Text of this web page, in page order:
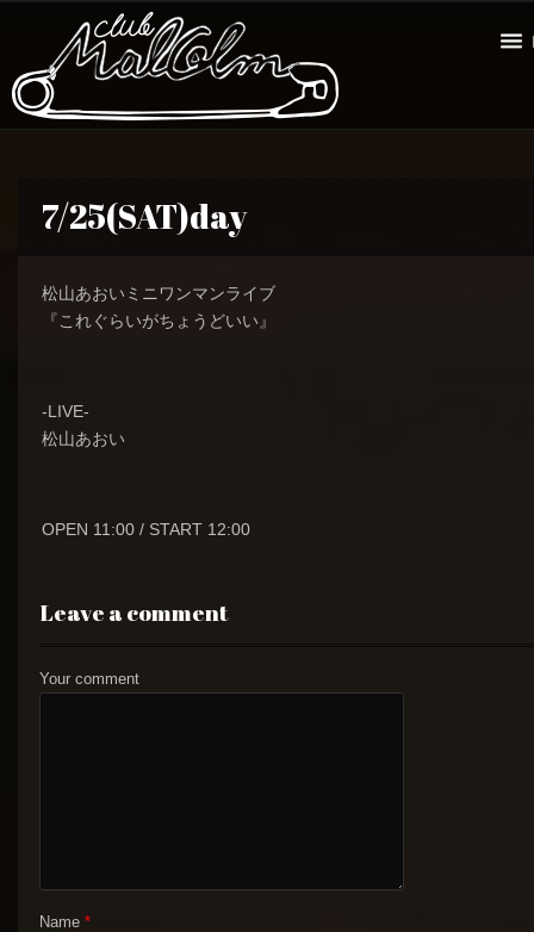
7/25(SAT)day
松山あおいミニワンマンライブ
『これぐらいがちょうどいい』
-LIVE-
松山あおい
OPEN 11:00 / START 12:00
Leave a comment
Your comment
Name *